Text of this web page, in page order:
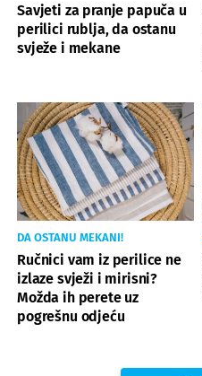
Savjeti za pranje papuča u
perilici rublja, da ostanu
svježe i mekane
DA OSTANU MEKANI!
Ručnici vam iz perilice ne
izlaze svježi i mirisni?
Možda ih perete uz
pogrešnu odjeću